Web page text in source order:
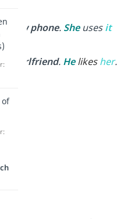
a new phone. Sheusesit
a girlfriend. He likes her.
of